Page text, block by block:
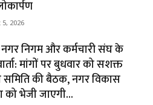
2026
निगम और कर्मचारी संघ के
मांगों पर बुधवार को सशक्त
समिति की बैठक, नगर विकास
को भेजी जाएगी...